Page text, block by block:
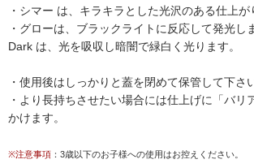
・シマー は、キラキラとした光沢のある仕上が
・グローは、ブラックライトに反応して発光し
Dark は、光を吸収し暗闇で緑白く光ります。
・使用後はしっかりと蓋を閉めて保管して下さ
・より長持ちさせたい場合には仕上げに「バリ
かけます。
※注意事項 ：3歳以下のお子様への使用はお控えください。